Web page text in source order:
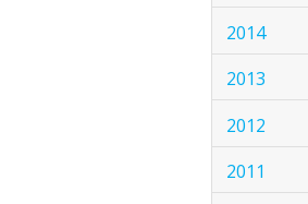
2014
2013
2012
2011